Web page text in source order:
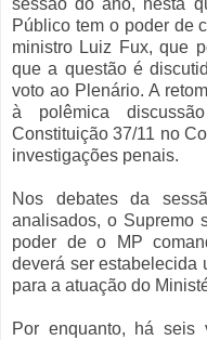
sessão do ano, nesta
Público tem o poder de
ministro Luiz Fux, que
que a questão é
voto ao Plenário. A
à polêmica
Constituição 37/11 no
investigações penais.
Nos debates da
analisados, o Supremo
poder de o MP
deverá ser estabelecida
para a atuação do
Por enquanto, há seis